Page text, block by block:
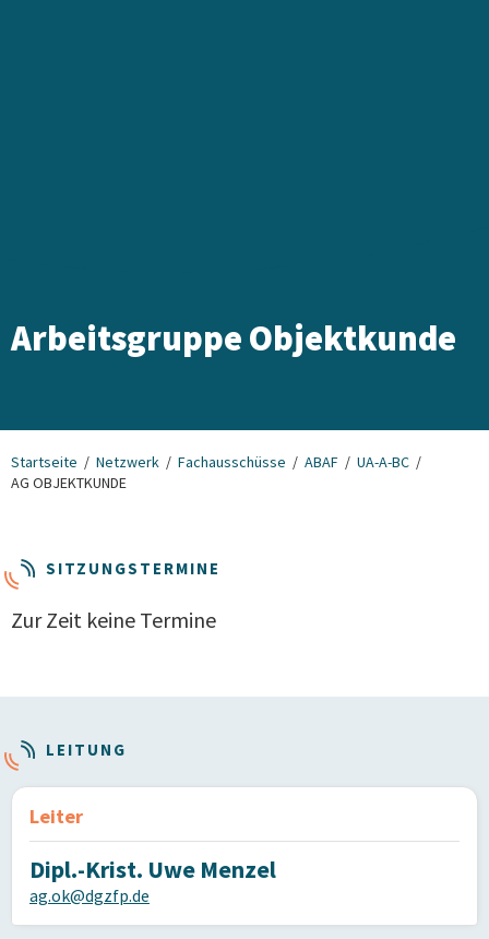
Arbeitsgruppe Objektkunde
Startseite Netzwerk Fachausschüsse ABAF
UA-A-BC
AG OBJEKTKUNDE
SITZUNGSTERMINE
Zur Zeit keine Termine
LEITUNG
Leiter
Dipl.-Krist. Uwe Menzel
ag.ok@dgzfp.de